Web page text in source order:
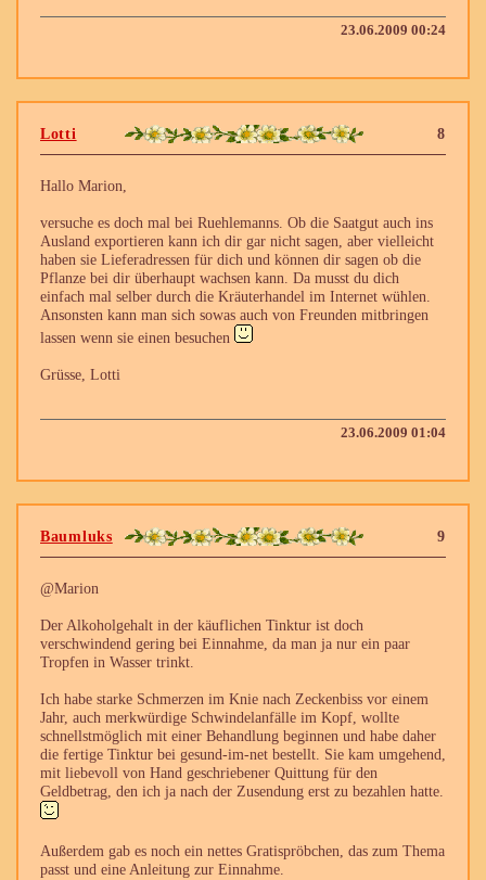
23.06.2009 00:24
8
Lotti
Hallo Marion,
versuche es doch mal bei Ruehlemanns. Ob die Saatgut auch ins
Ausland exportieren kann ich dir gar nicht sagen, aber vielleicht
haben sie Lieferadressen für dich und können dir sagen ob die
Pflanze bei dir überhaupt wachsen kann. Da musst du dich
einfach mal selber durch die Kräuterhandel im Internet wühlen.
Ansonsten kann man sich sowas auch von Freunden mitbringen
lassen wenn sie einen besuchen
Grüsse, Lotti
23.06.2009 01:04
9
Baumluks
@Marion
Der Alkoholgehalt in der käuflichen Tinktur ist doch
verschwindend gering bei Einnahme, da man ja nur ein paar
Tropfen in Wasser trinkt.
Ich habe starke Schmerzen im Knie nach Zeckenbiss vor einem
Jahr, auch merkwürdige Schwindelanfälle im Kopf, wollte
schnellstmöglich mit einer Behandlung beginnen und habe daher
die fertige Tinktur bei gesund-im-net bestellt. Sie kam umgehend,
mit liebevoll von Hand geschriebener Quittung für den
Geldbetrag, den ich ja nach der Zusendung erst zu bezahlen hatte.
Außerdem gab es noch ein nettes Gratispröbchen, das zum Thema
passt und eine Anleitung zur Einnahme.